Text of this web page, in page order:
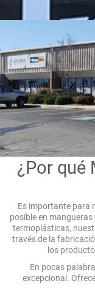
¿Por qué
Es importante para
posible en mangueras
termoplásticas,
través de la
los
En pocas
excepcional.